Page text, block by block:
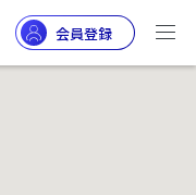
会員登録